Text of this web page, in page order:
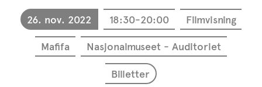
26. nov. 2022 18:30-20:00 Filmvisning
Mafifa Nasjonalmuseet - Auditoriet
Billetter